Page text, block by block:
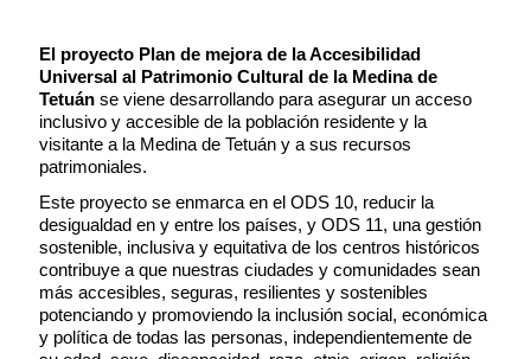
El proyecto Plan de mejora de la Accesibilidad
Universal al Patrimonio Cultural de la Medina de
Tetuán se viene desarrollando para asegurar un acceso
inclusivo y accesible de la población residente y la
visitante a la Medina de Tetuán y a sus recursos
patrimoniales.
Este proyecto se enmarca en el ODS 10, reducir la
desigualdad en y entre los países, y ODS 11, una gestión
sostenible, inclusiva y equitativa de los centros históricos
contribuye a que nuestras ciudades y comunidades sean
más accesibles, seguras, resilientes y sostenibles
potenciando y promoviendo la inclusión social, económica
y política de todas las personas, independientemente de